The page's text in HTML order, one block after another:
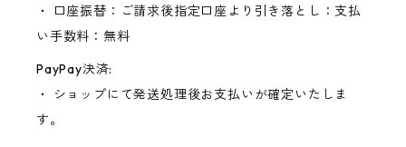
・ 口座振替：ご請求後指定口座より引き落とし：支払
い手数料：無料
PayPay決済:
・ ショップにて発送処理後お支払いが確定いたしま
す。